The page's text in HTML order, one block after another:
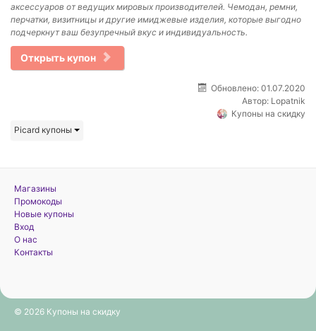
аксессуаров от ведущих мировых производителей. Чемодан, ремни,
перчатки, визитницы и другие имиджевые изделия, которые выгодно
подчеркнут ваш безупречный вкус и индивидуальность.
Открыть купон
Обновлено: 01.07.2020
Автор: Lopatnik
Купоны на скидку
Picard купоны
Магазины
Промокоды
Новые купоны
Вход
О нас
Контакты
© 2026 Купоны на скидку